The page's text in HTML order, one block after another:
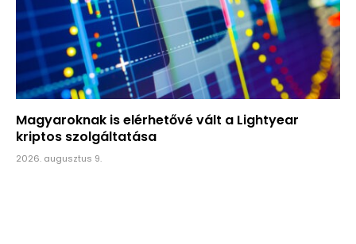
Magyaroknak is elérhetővé vált a Lightyear
kriptos szolgáltatása
2026. augusztus 9.